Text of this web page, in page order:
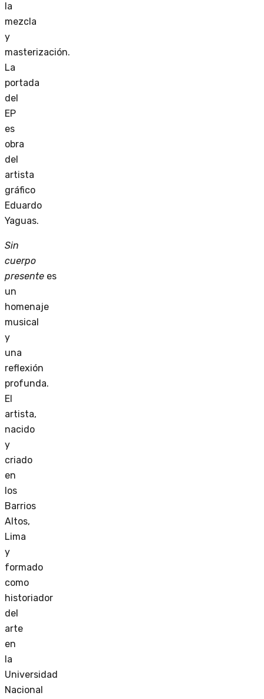
la
mezcla
y
masterización.
La
portada
del
EP
es
obra
del
artista
gráfico
Eduardo
Yaguas.
Sin
cuerpo
presente es
un
homenaje
musical
y
una
reflexión
profunda.
El
artista,
nacido
y
criado
en
los
Barrios
Altos,
Lima
y
formado
como
historiador
del
arte
en
la
Universidad
Nacional